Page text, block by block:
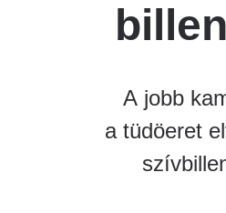
A jobb
a tüdöeret